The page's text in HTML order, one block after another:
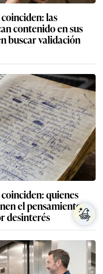
las
contenido en sus
buscar validación
quienes
el pensamiento
desinterés